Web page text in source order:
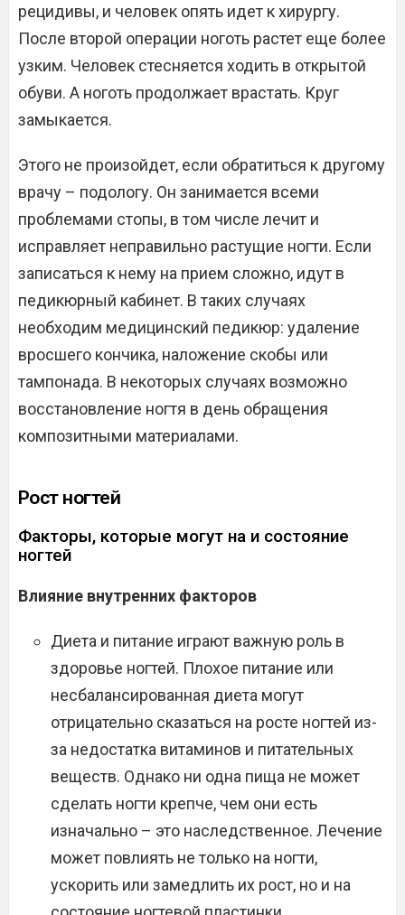
рецидивы, и человек опять идет к хирургу.
После второй операции ноготь растет еще более
узким. Человек стесняется ходить в открытой
обуви. А ноготь продолжает врастать. Круг
замыкается.
Этого не произойдет, если обратиться к другому
врачу – подологу. Он занимается всеми
проблемами стопы, в том числе лечит и
исправляет неправильно растущие ногти. Если
записаться к нему на прием сложно, идут в
педикюрный кабинет. В таких случаях
необходим медицинский педикюр: удаление
вросшего кончика, наложение скобы или
тампонада. В некоторых случаях возможно
восстановление ногтя в день обращения
композитными материалами.
Рост ногтей
Факторы, которые могут на и состояние
ногтей
Влияние внутренних факторов
Диета и питание играют важную роль в
здоровье ногтей. Плохое питание или
несбалансированная диета могут
отрицательно сказаться на росте ногтей из-
за недостатка витаминов и питательных
веществ. Однако ни одна пища не может
сделать ногти крепче, чем они есть
изначально – это наследственное. Лечение
может повлиять не только на ногти,
ускорить или замедлить их рост, но и на